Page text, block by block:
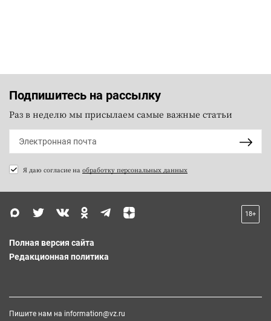
Подпишитесь на рассылку
Раз в неделю мы присылаем самые важные статьи
Я даю согласие на обработку персональных данных
18+
Полная версия сайта
Редакционная политика
Пишите нам на information@vz.ru